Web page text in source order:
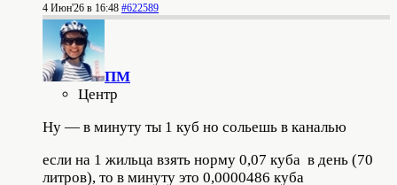
4 Июн'26 в 16:48 #622589
ПМ
Центр
Ну — в минуту ты 1 куб но сольешь в каналью
если на 1 жильца взять норму 0,07 куба в день (70
литров), то в минуту это 0,0000486 куба